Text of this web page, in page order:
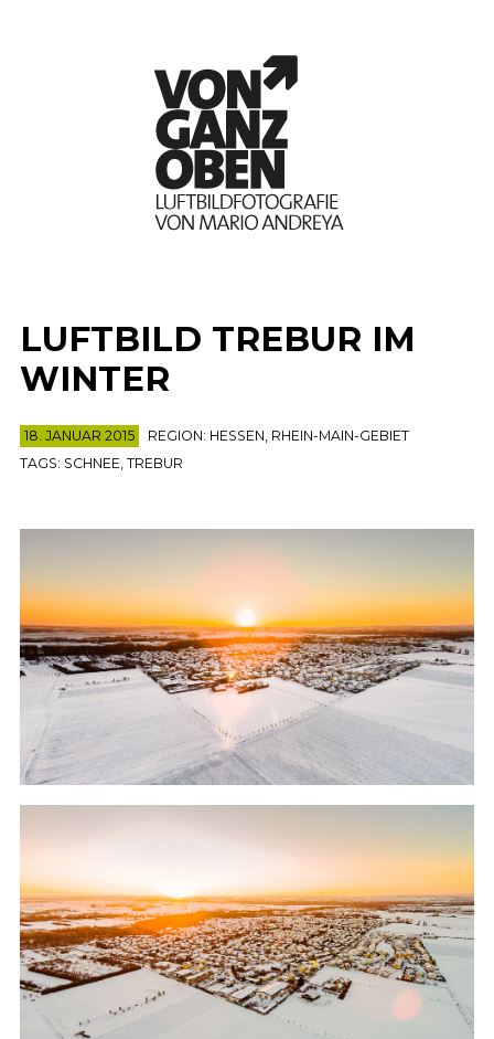
LUFTBILD TREBUR IM
WINTER
18. JANUAR 2015 REGION: HESSEN, RHEIN-MAIN-GEBIET
TAGS: SCHNEE, TREBUR